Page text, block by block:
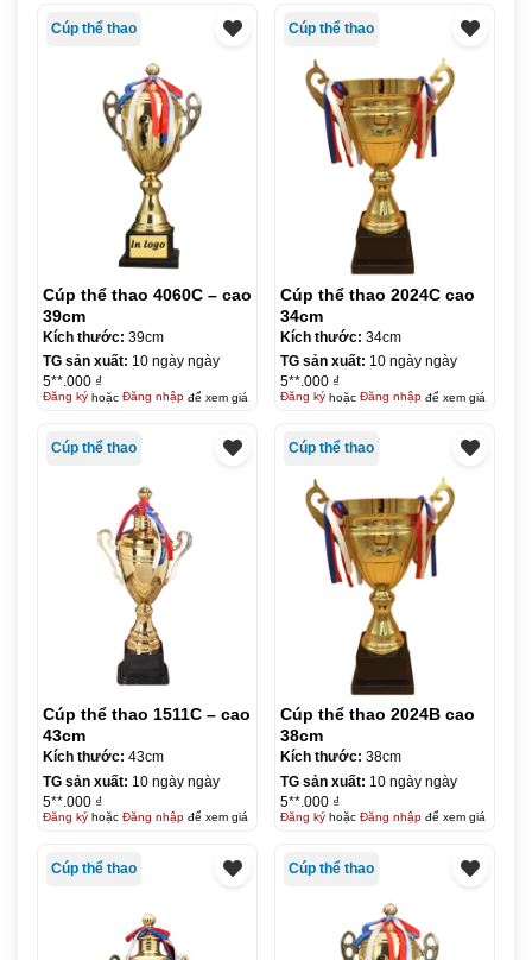
Cúp thể thao
Cúp thể thao 4060C – cao
39cm
Kích thước: 39cm
TG sản xuất: 10 ngày ngày
5**.000 ₫
Đăng kýhoặc Đăng nhậpđể xem giá
Cúp thể thao
Cúp thể thao 2024C cao
34cm
Kích thước: 34cm
TG sản xuất: 10 ngày ngày
5**.000 ₫
Đăng kýhoặc Đăng nhậpđể xem giá
Cúp thể thao
Cúp thể thao 1511C – cao
43cm
Kích thước: 43cm
TG sản xuất: 10 ngày ngày
5**.000 ₫
Đăng kýhoặc Đăng nhậpđể xem giá
Cúp thể thao
Cúp thể thao 2024B cao
38cm
Kích thước: 38cm
TG sản xuất: 10 ngày ngày
5**.000 ₫
Đăng kýhoặc Đăng nhậpđể xem giá
Cúp thể thao Cúp thể thao